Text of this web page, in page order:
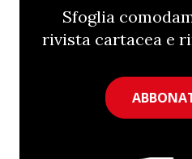
Sfoglia
rivista cartacea e